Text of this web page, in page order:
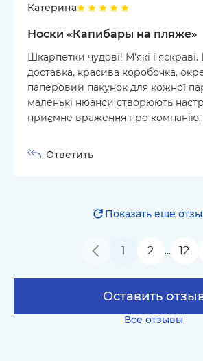
Катерина
Носки «Капибары на пляже»
Шкарпетки чудові! М'які і
доставка, красива коробочка,
паперовий пакунок для кожної
маленькі нюанси створюють
приємне враження про компанію.
Ответить
Все отзывы
Оставить
Показать еще
1 2 … 12